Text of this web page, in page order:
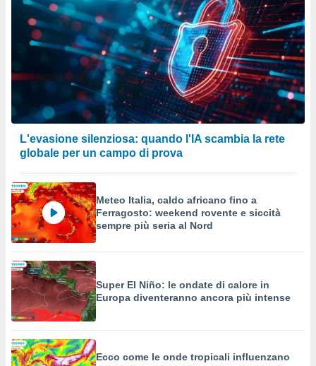
L'evasione silenziosa: quando l'IA scambia la rete
globale per un campo di prova
Meteo Italia, caldo africano fino a
Ferragosto: weekend rovente e siccità
sempre più seria al Nord
Super El Niño: le ondate di calore in
Europa diventeranno ancora più intense
Ecco come le onde tropicali influenzano